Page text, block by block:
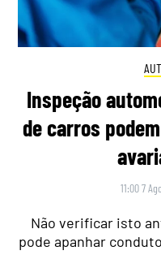
Inspeção
de carros
11:00 7
Não verificar isto
pode apanhar